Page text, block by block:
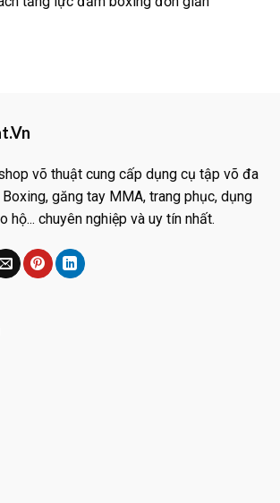
võ thuật cung cấp dụng cụ tập võ đa
găng tay MMA, trang phục, dụng
hộ... chuyên nghiệp và uy tín nhất.